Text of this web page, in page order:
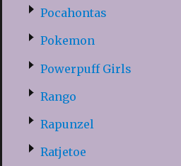
Pocahontas
Pokemon
Powerpuff Girls
Rango
Rapunzel
Ratjetoe